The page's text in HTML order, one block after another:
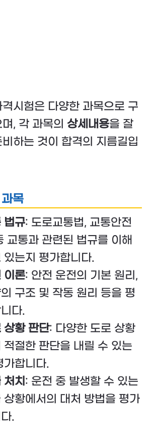
시험은 다양한 과목으로 구
, 각 과목의 상세내용을 잘
하는 것이 합격의 지름길입
목
법규: 도로교통법, 교통안전
교통과 관련된 법규를 이해
있는지 평가합니다.
이론: 안전 운전의 기본 원리,
구조 및 작동 원리 등을 평
다.
상황 판단: 다양한 도로 상황
적절한 판단을 내릴 수 있는
가합니다.
처치 : 운전 중 발생할 수 있는
상황에서의 대처 방법을 평가
.